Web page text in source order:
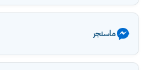
ماسنجر